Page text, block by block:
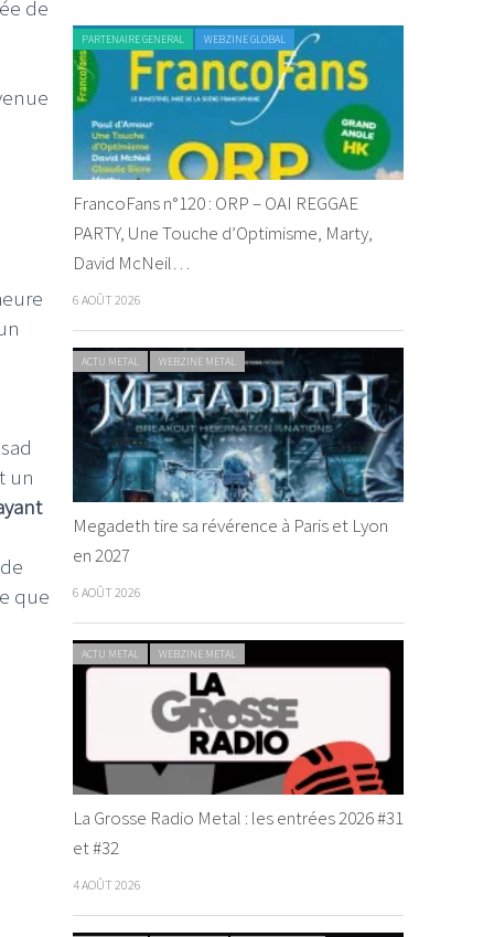
de
un
que
PARTENAIRE GENERAL WEBZINE GLOBAL
FrancoFans n°120 : ORP – OAI REGGAE
PARTY, Une Touche d’Optimisme, Marty,
David McNeil…
6 AOÛT 2026
ACTU METAL WEBZINE METAL
Megadeth tire sa révérence à Paris et Lyon
en 2027
6 AOÛT 2026
ACTU METAL WEBZINE METAL
La Grosse Radio Metal : les entrées 2026 #31
et #32
4 AOÛT 2026